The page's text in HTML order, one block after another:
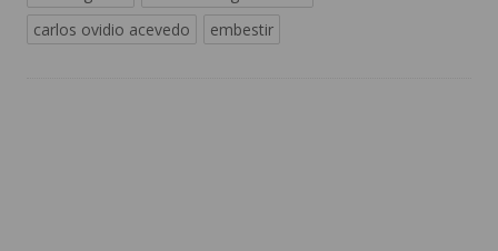
carlos ovidio acevedo
embestir